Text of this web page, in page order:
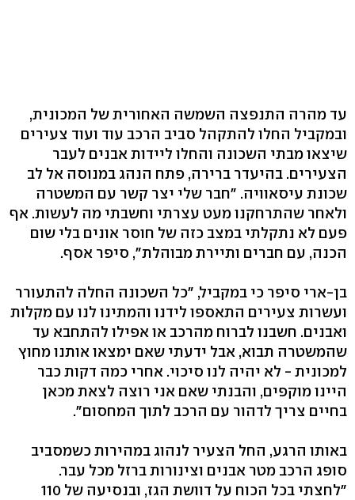
עד מהרה התנפצה השמשה האחורית של המכונית,
ובמקביל החלו להתקהל סביב הרכב עוד ועוד צעירים
שיצאו מבתי השכונה והחלו ליידות אבנים לעבר
הצעירים. בהיעדר ברירה, פתח הנהג במנוסה אל לב
שכונת עיסאוויה. "חבר שלי יצר קשר עם המשטרה
ולאחר שהתרחקנו מעט עצרתי וחשבתי מה לעשות. אף
פעם לא נתקלתי במצב כזה של חוסר אונים בלי שום
הכנה, עם חברים ותיירת מבוהלת", סיפר אסף.
בן-ארי סיפר כי במקביל, "כל השכונה החלה להתעורר
ועשרות צעירים התאספו לידנו והמתינו לנו עם מקלות
ואבנים. חשבנו לברוח מהרכב או אפילו להתחבא עד
שהמשטרה תבוא, אבל ידעתי שאם ימצאו אותנו מחוץ
למכונית - לא יהיה לנו סיכוי. אחרי כמה דקות כבר
היינו מוקפים, והבנתי שאם אני רוצה לצאת מכאן
בחיים צריך לדהור עם הרכב לתוך המחסום".
באותו הרגע, החל הצעיר לנהוג במהירות כשמסביב
סופג הרכב מטר אבנים וצינורות ברזל מכל עבר.
"לחצתי בכל הכוח על דוושת הגז, ובנסיעה של 110